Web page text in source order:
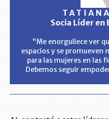
Socia Líder en
“Me enorgullece ver
espacios y se promueven
para las mujeres en las
Debemos seguir